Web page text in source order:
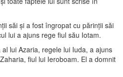
săi şi a fost îngropat cu părinţii săi
lui a ajuns rege fiul său Iotam.
lui Azaria, regele lui Iuda, a ajuns
fiul lui Ieroboam. El a domnit